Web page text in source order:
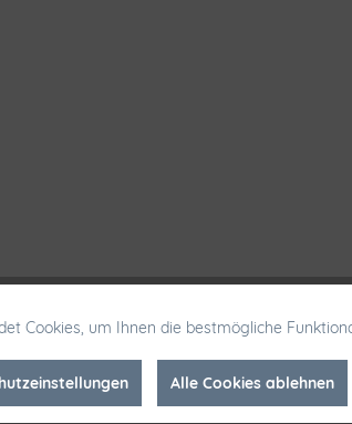
Cookies, um Ihnen die bestmögliche
Alle Cookies ablehnen